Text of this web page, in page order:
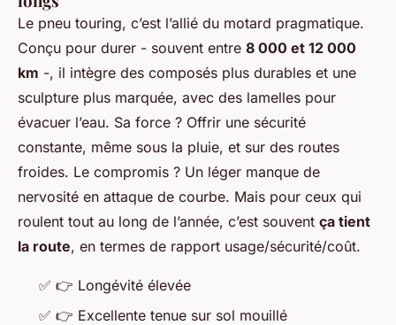
Le pneu touring, c’est l’allié du motard pragmatique.
Conçu pour durer - souvent entre 8 000 et 12 000
km -, il intègre des composés plus durables et une
sculpture plus marquée, avec des lamelles pour
évacuer l’eau. Sa force ? Offrir une sécurité
constante, même sous la pluie, et sur des routes
froides. Le compromis ? Un léger manque de
nervosité en attaque de courbe. Mais pour ceux qui
roulent tout au long de l’année, c’est souvent ça tient
la route, en termes de rapport usage/sécurité/coût.
✅ 👉 Longévité élevée
✅ 👉 Excellente tenue sur sol mouillé